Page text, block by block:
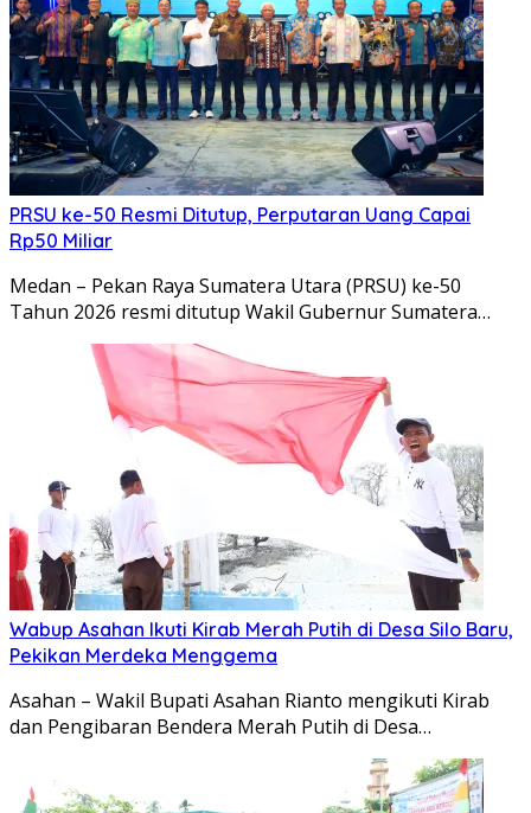
PRSU ke-50 Resmi Ditutup, Perputaran Uang Capai
Rp50 Miliar
Medan – Pekan Raya Sumatera Utara (PRSU) ke-50
Tahun 2026 resmi ditutup Wakil Gubernur Sumatera…
Wabup Asahan Ikuti Kirab Merah Putih di Desa Silo Baru,
Pekikan Merdeka Menggema
Asahan – Wakil Bupati Asahan Rianto mengikuti Kirab
dan Pengibaran Bendera Merah Putih di Desa…